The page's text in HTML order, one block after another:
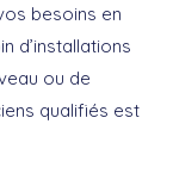
besoins en
d’installations
ou de
qualifiés est